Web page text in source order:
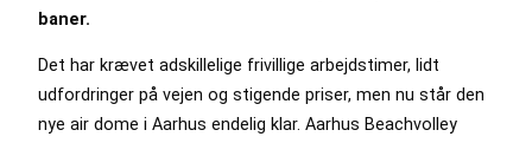
baner.
Det har krævet adskillelige frivillige arbejdstimer, lidt
udfordringer på vejen og stigende priser, men nu står den
nye air dome i Aarhus endelig klar. Aarhus Beachvolley